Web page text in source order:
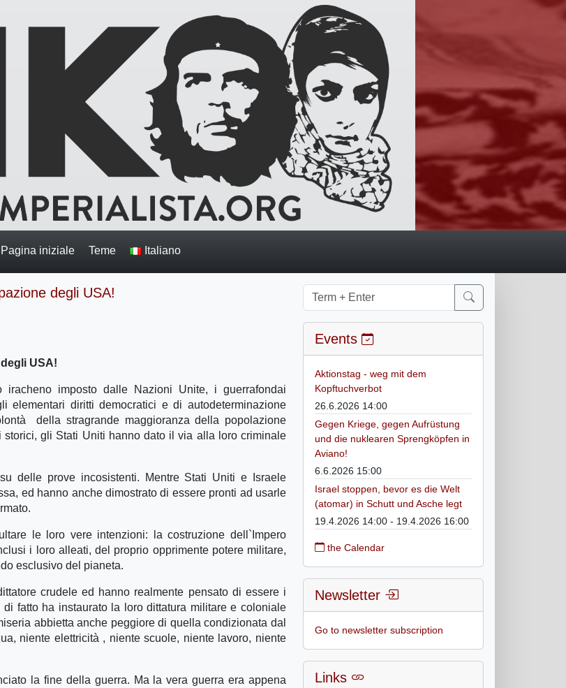
Pagina iniziale Teme Italiano
degli USA!
USA!
imposto dalle Nazioni Unite, i guerrafondai
elementari diritti democratici e di autodeterminazione
della stragrande maggioranza della popolazione
gli Stati Uniti hanno dato il via alla loro criminale
delle prove incosistenti. Mentre Stati Uniti e Israele
ed hanno anche dimostrato di essere pronti ad usarle
le loro vere intenzioni: la costruzione dell`Impero
i loro alleati, del proprio opprimente potere militare,
esclusivo del pianeta.
crudele ed hanno realmente pensato di essere i
fatto ha instaurato la loro dittatura militare e coloniale
abbietta anche peggiore di quella condizionata dal
niente elettricità , niente scuole, niente lavoro, niente
la fine della guerra. Ma la vera guerra era appena
Events
Aktionstag - weg mit dem
Kopftuchverbot
26.6.2026 14:00
Gegen Kriege, gegen Aufrüstung
und die nuklearen Sprengköpfen in
Aviano!
6.6.2026 15:00
Israel stoppen, bevor es die Welt
(atomar) in Schutt und Asche legt
19.4.2026 14:00 - 19.4.2026 16:00
the Calendar
Newsletter
Go to newsletter subscription
Links